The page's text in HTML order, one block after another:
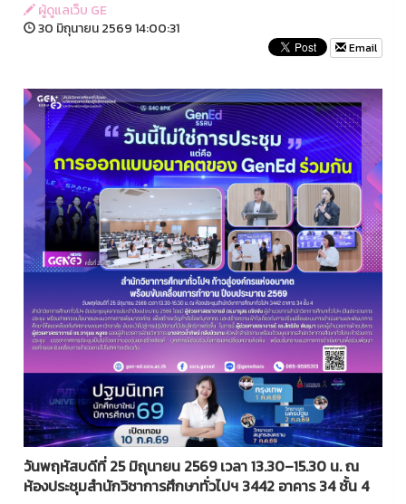
ผู้ดูแลเว็บ GE
30 มิถุนายน 2569 14:00:31
Email
วันพฤหัสบดีที่ 25 มิถุนายน 2569 เวลา 13.30–15.30 น. ณ
ห้องประชุมสำนักวิชาการศึกษาทั่วไปฯ 3442 อาคาร 34 ชั้น 4